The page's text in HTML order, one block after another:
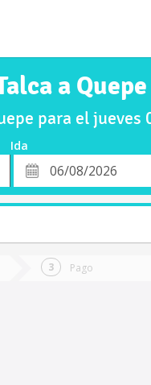
a Quepe
para el
Ida
Fecha
de
Pago